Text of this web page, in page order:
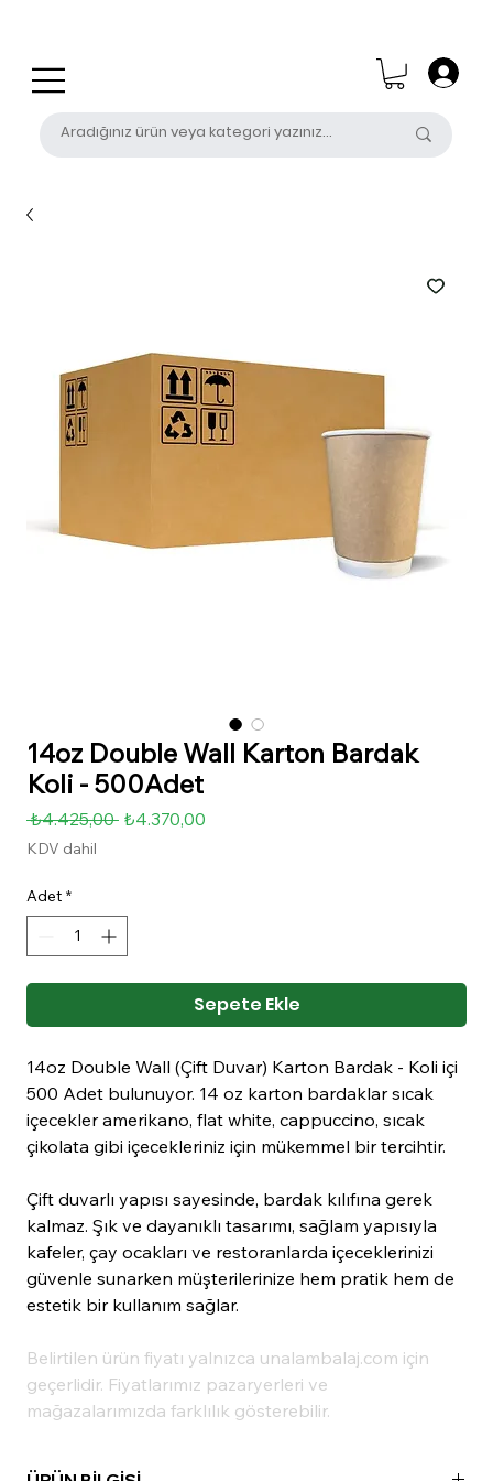
14oz Double Wall Karton Bardak
Koli - 500Adet
₺4.425,00 Normal
₺4.370,00
KDV dahil
Adet *
Sepete Ekle
14oz Double Wall (Çift Duvar) Karton Bardak - Koli içi
500 Adet bulunuyor. 14 oz karton bardaklar sıcak
içecekler amerikano, flat white, cappuccino, sıcak
çikolata gibi içecekleriniz için mükemmel bir tercihtir.
Çift duvarlı yapısı sayesinde, bardak kılıfına gerek
kalmaz. Şık ve dayanıklı tasarımı, sağlam yapısıyla
kafeler, çay ocakları ve restoranlarda içeceklerinizi
güvenle sunarken müşterilerinize hem pratik hem de
estetik bir kullanım sağlar.
Belirtilen ürün fiyatı yalnızca unalambalaj.com için
geçerlidir. Fiyatlarımız pazaryerleri ve
mağazalarımızda farklılık gösterebilir.